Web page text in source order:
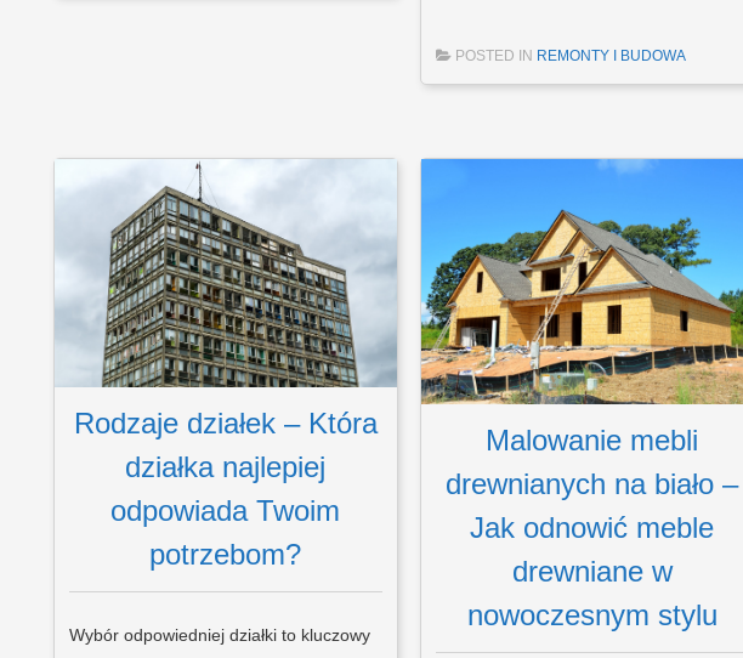
POSTED IN REMONTY I BUDOWA
Rodzaje działek – Która
działka najlepiej
odpowiada Twoim
potrzebom?
Wybór odpowiedniej działki to kluczowy
Malowanie mebli
drewnianych na biało –
Jak odnowić meble
drewniane w
nowoczesnym stylu